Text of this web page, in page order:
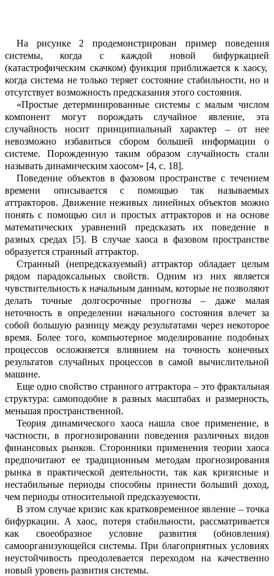
На рисунке 2 продемонстрирован пример поведения
системы, когда с каждой новой бифуркацией
(катастрофическим скачком)функция приближается к хаосу,
когда система не только теряет состояние стабильности, но и
отсутствует возможность предсказания этого состояния.
«Простые детерминированные системы с малым числом
компонент могут порождать случайное явление, эта
случайность носит принципиальный характер – от нее
невозможно избавиться сбором большей информации о
системе. Порожденную таким образом случайность стали
называть динамическим хаосом» [4, с. 18].
Поведение объектов в фазовом пространстве с течением
времени описывается с помощью так называемых
аттракторов. Движение неживых линейных объектов можно
понять с помощью сил и простых аттракторов и на основе
математических уравнений предсказать их поведение в
разных средах [5]. В случае хаоса в фазовом пространстве
образуется странный аттрактор.
Странный (непредсказуемый) аттрактор обладает целым
рядом парадоксальных свойств. Одним из них является
чувствительность к начальным данным, которые не позволяют
делать точные долгосрочные прогнозы – даже малая
неточность в определении начального состояния влечет за
собой большую разницу между результатами через некоторое
время. Более того, компьютерное моделирование подобных
процессов осложняется влиянием на точность конечных
результатов случайных процессов в самой вычислительной
машине.
Еще одно свойство странного аттрактора – этофрактальная
структура: самоподобие в разных масштабах иразмерность,
меньшая пространственной.
Теория динамического хаоса нашла свое применение, в
частности, в прогнозировании поведения различных видов
финансовых рынков. Сторонники применения теории хаоса
предпочитают ее традиционным методам прогнозирования
рынкав практической деятельности, так как кризисные и
нестабильные периодыспособны принести больший доход,
чем периоды относительной предсказуемости.
В этом случае кризис как кратковременное явление – точка
бифуркации. А хаос, потеря стабильности, рассматривается
как своеобразное условие развития (обновления)
самоорганизующейся системы. При благоприятных условиях
неустойчивость преодолевается переходом на качественно
новый уровень развития системы.